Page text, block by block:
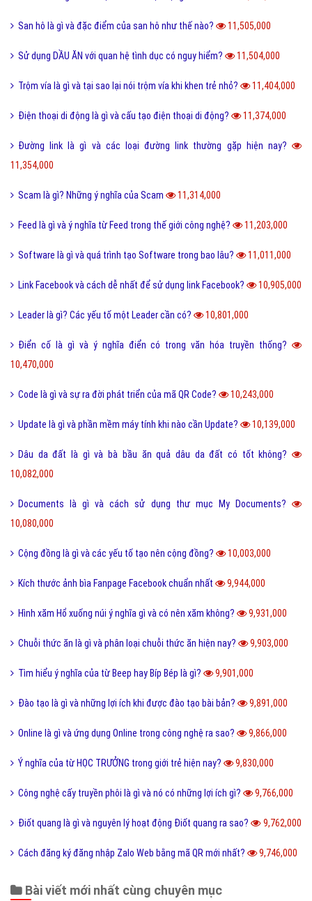
San hô là gì và đặc điểm của san hô như thế nào? 11,505,000
Sử dụng DẦU ĂN với quan hệ tình dục có nguy hiểm? 11,504,000
Trộm vía là gì và tại sao lại nói trộm vía khi khen trẻ nhỏ? 11,404,000
Điện thoại di động là gì và cấu tạo điện thoại di động? 11,374,000
Đường link là gì và các loại đường link thường gặp hiện nay?
11,354,000
Scam là gì? Những ý nghĩa của Scam 11,314,000
Feed là gì và ý nghĩa từ Feed trong thế giới công nghệ? 11,203,000
Software là gì và quá trình tạo Software trong bao lâu? 11,011,000
Link Facebook và cách dễ nhất để sử dụng link Facebook? 10,905,000
Leader là gì? Các yếu tố một Leader cần có? 10,801,000
Điển cố là gì và ý nghĩa điển có trong văn hóa truyền thống?
10,470,000
Code là gì và sự ra đời phát triển của mã QR Code? 10,243,000
Update là gì và phần mềm máy tính khi nào cần Update? 10,139,000
Dâu da đất là gì và bà bầu ăn quả dâu da đất có tốt không?
10,082,000
Documents là gì và cách sử dụng thư mục My Documents?
10,080,000
Cộng đồng là gì và các yếu tố tạo nên cộng đồng? 10,003,000
Kích thước ảnh bìa Fanpage Facebook chuẩn nhất 9,944,000
Hình xăm Hổ xuống núi ý nghĩa gì và có nên xăm không? 9,931,000
Chuỗi thức ăn là gì và phân loại chuỗi thức ăn hiện nay? 9,903,000
Tìm hiểu ý nghĩa của từ Beep hay Bíp Bép là gì? 9,901,000
Đào tạo là gì và những lợi ích khi được đào tạo bài bản? 9,891,000
Online là gì và ứng dụng Online trong công nghệ ra sao? 9,866,000
Ý nghĩa của từ HỌC TRƯỞNG trong giới trẻ hiện nay? 9,830,000
Công nghệ cấy truyền phôi là gì và nó có những lợi ích gì? 9,766,000
Điốt quang là gì và nguyên lý hoạt động Điốt quang ra sao? 9,762,000
Cách đăng ký đăng nhập Zalo Web bằng mã QR mới nhất? 9,746,000
Bài viết mới nhất cùng chuyên mục